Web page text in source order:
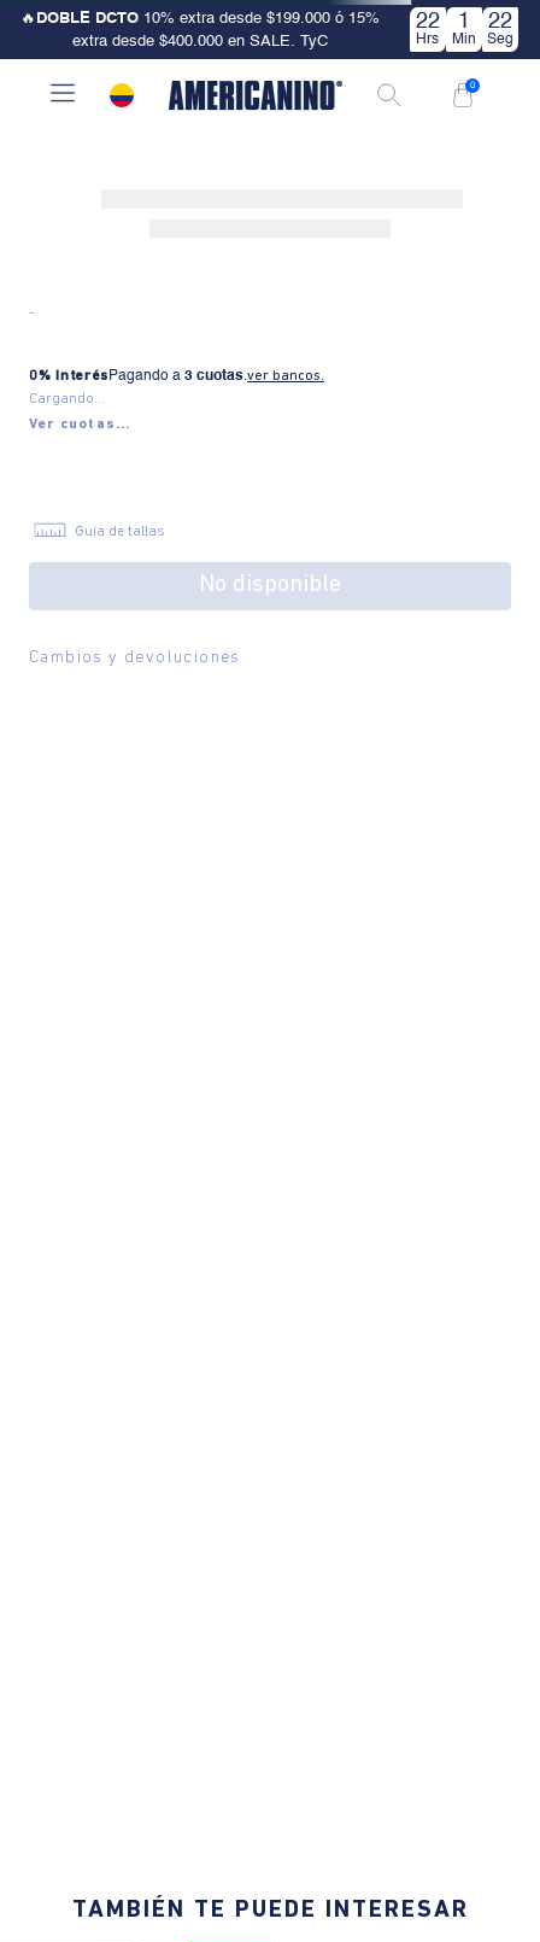
🔥 DOBLE DCTO 10% extra desde $199.000 ó 15%
extra desde $400.000 en SALE. TyC
22
Hrs
1
Min
22
Seg
0
-
0% Interés Pagando a 3 cuotas.ver bancos.
Cargando...
Ver cuotas...
Guía de tallas
No disponible
Cambios y devoluciones
TAMBIÉN TE PUEDE INTERESAR